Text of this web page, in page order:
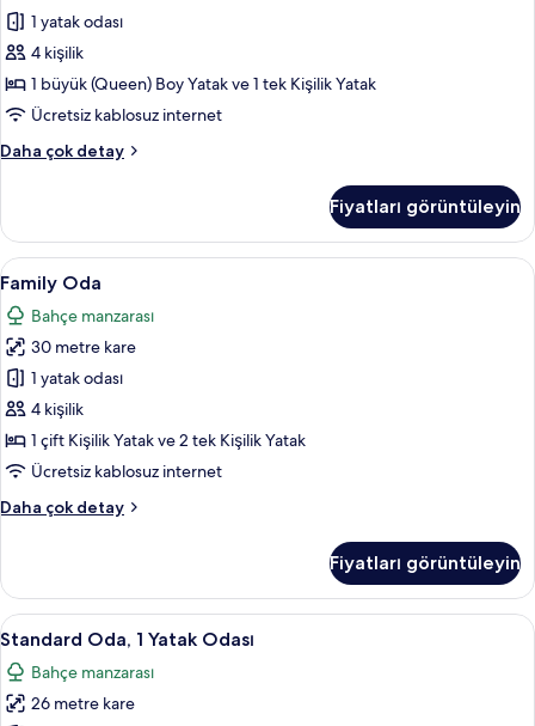
daha
fazla
detay
için
tüm
fotoğrafları
görün
1 yatak odası
4 kişilik
1 büyük (Queen) Boy Yatak ve 1 tek Kişilik Yatak
Ücretsiz kablosuz internet
Daha çok detay
Standard
hakkında
daha
fazla
detay
Fiyatları görüntüleyin
Family
Oda
için
tüm
fotoğrafları
görün
Family Oda | Kaliteli yatak takımı,
10
Family Oda
Bahçe manzarası
30 metre kare
1 yatak odası
4 kişilik
1 çift Kişilik Yatak ve 2 tek Kişilik Yatak
Ücretsiz kablosuz internet
Daha çok detay
Family
fazla
detay
Fiyatları görüntüleyin
Standard
Oda,
Yatak
Standard Oda, 1 Yatak Odası |
7
Standard Oda, 1 Yatak Odası
Bahçe manzarası
26 metre kare